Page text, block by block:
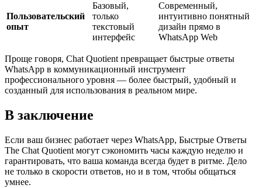
Пользовательский
опыт
Базовый,
только
текстовый
интерфейс
Современный,
интуитивно понятный
дизайн прямо в
WhatsApp Web
Проще говоря, Chat Quotient превращает быстрые ответы
WhatsApp в коммуникационный инструмент
профессионального уровня — более быстрый, удобный и
созданный для использования в реальном мире.
В заключение
Если ваш бизнес работает через WhatsApp, Быстрые Ответы
The Chat Quotient могут сэкономить часы каждую неделю и
гарантировать, что ваша команда всегда будет в ритме. Дело
не только в скорости ответов, но и в том, чтобы общаться
умнее.